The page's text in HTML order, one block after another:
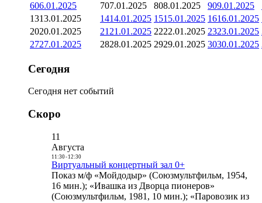
606.01.2025 707.01.2025 808.01.2025 909.01.2025
1313.01.2025 1414.01.2025 1515.01.2025 1616.01.2025
2020.01.2025 21 21.01.2025 2222.01.2025 2323.01.2025
2727.01.2025 2828.01.2025 2929.01.2025 3030.01.2025
Сегодня
Сегодня нет событий
Скоро
11
Августа
11:30- 12:30
Виртуальный концертный зал 0+
Показ м/ф «Мойдодыр» (Союзмультфильм, 1954,
16 мин.); «Ивашка из Дворца пионеров»
(Союзмультфильм, 1981, 10 мин.); «Паровозик из